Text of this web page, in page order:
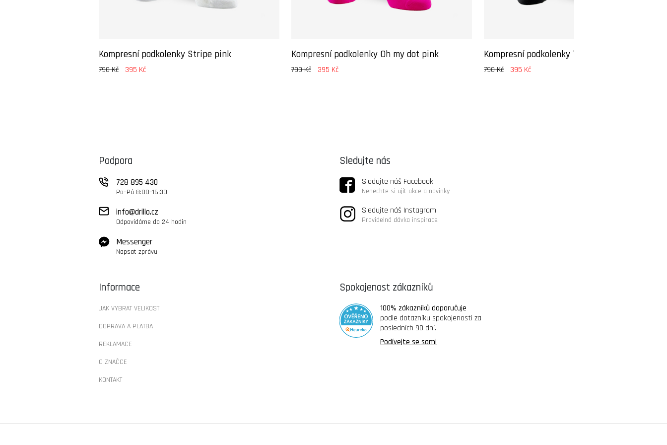
Kompresní podkolenky Stripe pink
790 Kč 395 Kč
Kompresní podkolenky Oh my dot pink
790 Kč 395 Kč
Kompresní podkolenky Triline pink
790 Kč 395 Kč
Podpora
728 895 430
Po–Pá 8:00–16:30
info@drillo.cz
Odpovídáme do 24 hodin
Messenger
Napsat zprávu
Informace
JAK VYBRAT VELIKOST
DOPRAVA A PLATBA
REKLAMACE
O ZNAČCE
KONTAKT
Sledujte nás
Sledujte náš Facebook
Nenechte si ujít akce a novinky
Sledujte náš Instagram
Pravidelná dávka inspirace
Spokojenost zákazníků
100% zákazníků doporučuje
podle dotazníku spokojenosti za
posledních 90 dní.
Podívejte se sami